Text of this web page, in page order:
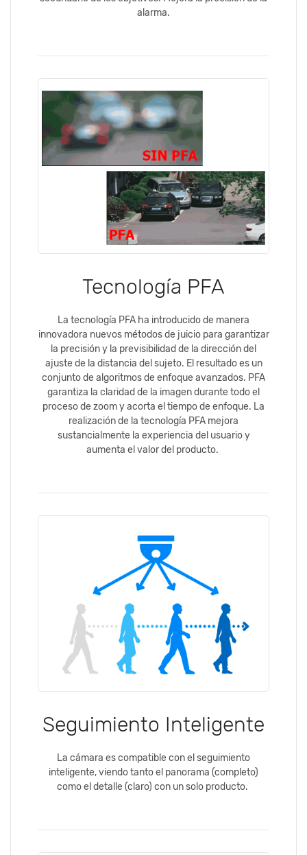
alarma.
Tecnología PFA
La tecnología PFA ha introducido de manera
innovadora nuevos métodos de juicio para garantizar
la precisión y la previsibilidad de la dirección del
ajuste de la distancia del sujeto. El resultado es un
conjunto de algoritmos de enfoque avanzados. PFA
garantiza la claridad de la imagen durante todo el
proceso de zoom y acorta el tiempo de enfoque. La
realización de la tecnología PFA mejora
sustancialmente la experiencia del usuario y
aumenta el valor del producto.
Seguimiento Inteligente
La cámara es compatible con el seguimiento
inteligente, viendo tanto el panorama (completo)
como el detalle (claro) con un solo producto.